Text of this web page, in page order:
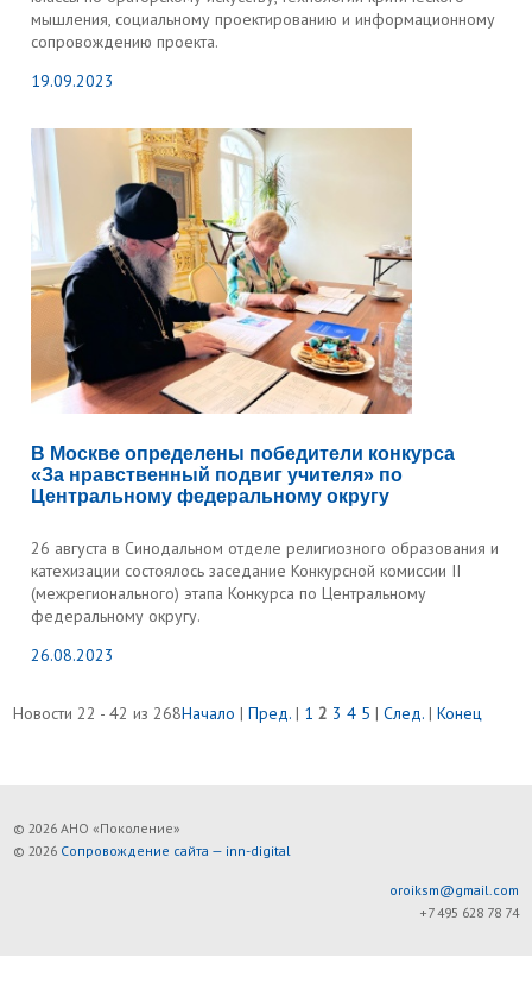
мышления, социальному проектированию и информационному
сопровождению проекта.
19.09.2023
В Москве определены победители конкурса
«За нравственный подвиг учителя» по
Центральному федеральному округу
26 августа в Синодальном отделе религиозного образования и
катехизации состоялось заседание Конкурсной комиссии II
(межрегионального) этапа Конкурса по Центральному
федеральному округу.
26.08.2023
Новости 22 - 42 из 268Начало |Пред. | 1 2 3 4 5 |След. |Конец
© 2026 АНО «Поколение»
© 2026 Сопровождение сайта — inn-digital
oroiksm@gmail.com
+7 495 628 78 74